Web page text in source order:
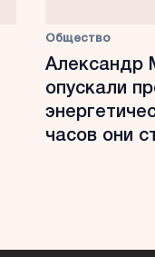
Общество
Александр
опускали
часов они